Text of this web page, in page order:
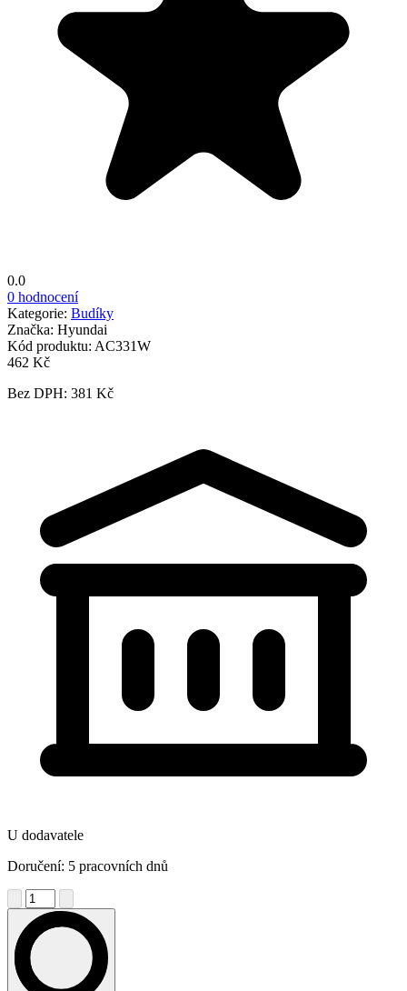
0.0
0 hodnocení
Kategorie: Budíky
Značka: Hyundai
Kód produktu: AC331W
462 Kč
Bez DPH: 381 Kč
U dodavatele
Doručení: 5 pracovních dnů